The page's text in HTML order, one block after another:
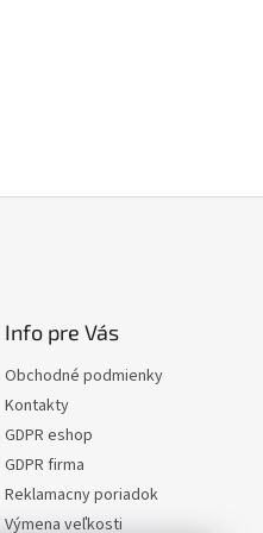
Info pre Vás
Obchodné podmienky
Kontakty
GDPR eshop
GDPR firma
Reklamacny poriadok
Výmena veľkosti